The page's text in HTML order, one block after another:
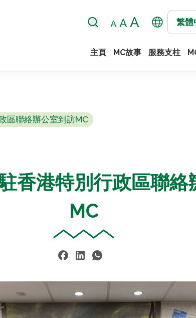
繁體
主頁 MC故事 服務支柱
區聯絡辦公室到訪MC
香港特別行政區聯絡
MC